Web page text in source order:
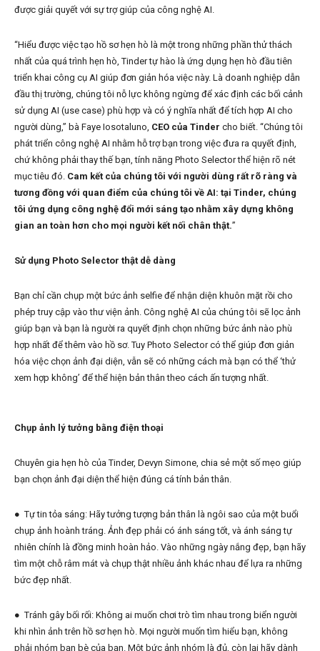
được giải quyết với sự trợ giúp của công nghệ AI.
“Hiểu được việc tạo hồ sơ hẹn hò là một trong những phần thử thách
nhất của quá trình hẹn hò, Tinder tự hào là ứng dụng hẹn hò đầu tiên
triển khai công cụ AI giúp đơn giản hóa việc này. Là doanh nghiệp dẫn
đầu thị trường, chúng tôi nỗ lực không ngừng để xác định các bối cảnh
sử dụng AI (use case) phù hợp và có ý nghĩa nhất để tích hợp AI cho
người dùng,” bà Faye Iosotaluno, CEO của Tinder cho biết. “Chúng tôi
phát triển công nghệ AI nhằm hỗ trợ bạn trong việc đưa ra quyết định,
chứ không phải thay thế bạn, tính năng Photo Selector thể hiện rõ nét
mục tiêu đó. Cam kết của chúng tôi với người dùng rất rõ ràng và
tương đồng với quan điểm của chúng tôi về AI: tại Tinder, chúng
tôi ứng dụng công nghệ đổi mới sáng tạo nhằm xây dựng không
gian an toàn hơn cho mọi người kết nối chân thật.”
Sử dụng Photo Selector thật dễ dàng
Bạn chỉ cần chụp một bức ảnh selfie để nhận diện khuôn mặt rồi cho
phép truy cập vào thư viện ảnh. Công nghệ AI của chúng tôi sẽ lọc ảnh
giúp bạn và bạn là người ra quyết định chọn những bức ảnh nào phù
hợp nhất để thêm vào hồ sơ. Tuy Photo Selector có thể giúp đơn giản
hóa việc chọn ảnh đại diện, vẫn sẽ có những cách mà bạn có thể ‘thử
xem hợp không’ để thể hiện bản thân theo cách ấn tượng nhất.
Chụp ảnh lý tưởng bằng điện thoại
Chuyên gia hẹn hò của Tinder, Devyn Simone, chia sẻ một số mẹo giúp
bạn chọn ảnh đại diện thể hiện đúng cá tính bản thân.
● Tự tin tỏa sáng: Hãy tưởng tượng bản thân là ngôi sao của một buổi
chụp ảnh hoành tráng. Ảnh đẹp phải có ánh sáng tốt, và ánh sáng tự
nhiên chính là đồng minh hoàn hảo. Vào những ngày nắng đẹp, bạn hãy
tìm một chỗ râm mát và chụp thật nhiều ảnh khác nhau để lựa ra những
bức đẹp nhất.
● Tránh gây bối rối: Không ai muốn chơi trò tìm nhau trong biển người
khi nhìn ảnh trên hồ sơ hẹn hò. Mọi người muốn tìm hiểu bạn, không
phải nhóm bạn bè của bạn. Một bức ảnh nhóm là đủ, còn lại hãy dành